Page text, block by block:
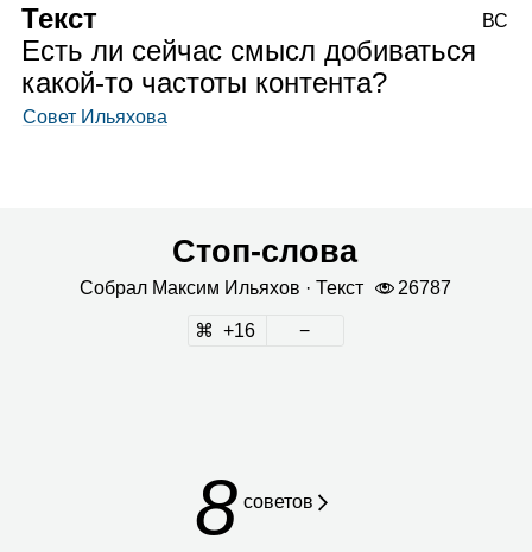
Текст
Есть ли сейчас смысл добиваться
какой‑то частоты контента?
Совет Ильяхова
ВС
Стоп‑слова
Собрал Мак­сим Илья­хов · Текст 26787
16
8 сове­тов